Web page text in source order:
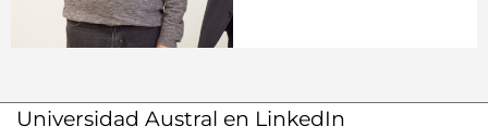
Universidad Austral en LinkedIn